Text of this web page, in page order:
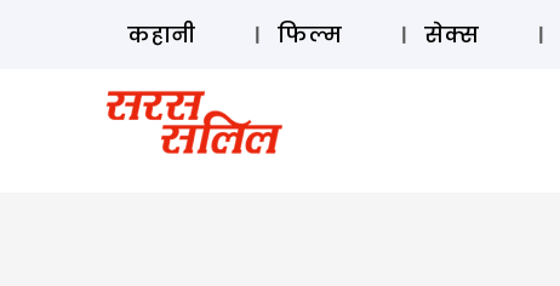
कहानी फिल्म सेक्स